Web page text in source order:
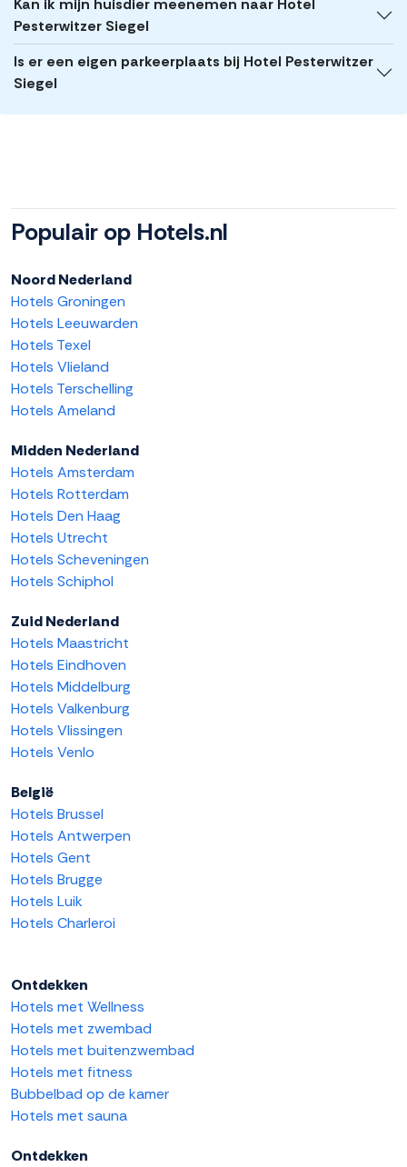
Kan ik mijn huisdier meenemen naar Hotel
Pesterwitzer Siegel
Is er een eigen parkeerplaats bij Hotel Pesterwitzer
Siegel
Populair op Hotels.nl
Noord Nederland
Hotels Groningen
Hotels Leeuwarden
Hotels Texel
Hotels Vlieland
Hotels Terschelling
Hotels Ameland
Midden Nederland
Hotels Amsterdam
Hotels Rotterdam
Hotels Den Haag
Hotels Utrecht
Hotels Scheveningen
Hotels Schiphol
Zuid Nederland
Hotels Maastricht
Hotels Eindhoven
Hotels Middelburg
Hotels Valkenburg
Hotels Vlissingen
Hotels Venlo
België
Hotels Brussel
Hotels Antwerpen
Hotels Gent
Hotels Brugge
Hotels Luik
Hotels Charleroi
Ontdekken
Hotels met Wellness
Hotels met zwembad
Hotels met buitenzwembad
Hotels met fitness
Bubbelbad op de kamer
Hotels met sauna
Ontdekken